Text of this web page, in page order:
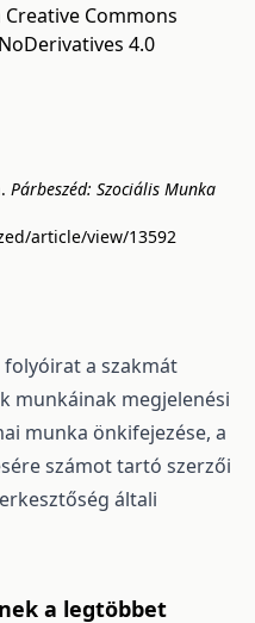
Creative Commons
4.0
Párbeszéd: Szociális Munka
article/view/13592
folyóirat a szakmát
munkáinak megjelenési
munka önkifejezése, a
számot tartó szerzői
általi
a legtöbbet